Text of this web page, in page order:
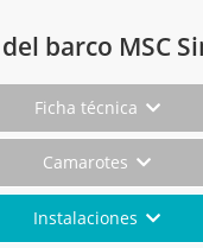
barco MSC
Ficha técnica
Camarotes
Instalaciones